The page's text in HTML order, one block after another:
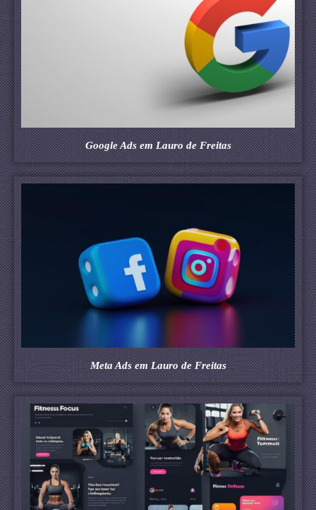
Google Ads em Lauro de Freitas
Meta Ads em Lauro de Freitas